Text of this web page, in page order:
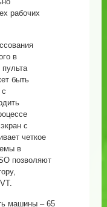
рабочих
в
пульта
быть
с
с
четкое
в
позволяют
машины – 65